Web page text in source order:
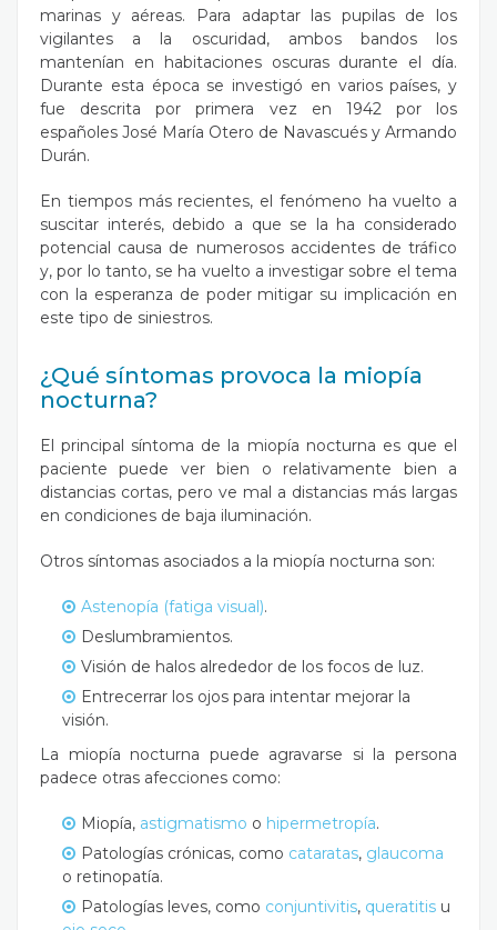
marinas y aéreas. Para adaptar las pupilas de los
vigilantes a la oscuridad, ambos bandos los
mantenían en habitaciones oscuras durante el día.
Durante esta época se investigó en varios países, y
fue descrita por primera vez en 1942 por los
españoles José María Otero de Navascués y Armando
Durán.
En tiempos más recientes, el fenómeno ha vuelto a
suscitar interés, debido a que se la ha considerado
potencial causa de numerosos accidentes de tráfico
y, por lo tanto, se ha vuelto a investigar sobre el tema
con la esperanza de poder mitigar su implicación en
este tipo de siniestros.
¿Qué síntomas provoca la miopía
nocturna?
El principal síntoma de la miopía nocturna es que el
paciente puede ver bien o relativamente bien a
distancias cortas, pero ve mal a distancias más largas
en condiciones de baja iluminación.
Otros síntomas asociados a la miopía nocturna son:
Astenopía (fatiga visual).
Deslumbramientos.
Visión de halos alrededor de los focos de luz.
Entrecerrar los ojos para intentar mejorar la
visión.
La miopía nocturna puede agravarse si la persona
padece otras afecciones como:
Miopía, astigmatismo o hipermetropía.
Patologías crónicas, como cataratas, glaucoma
o retinopatía.
Patologías leves, como conjuntivitis, queratitis u